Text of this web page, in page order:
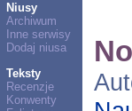
Niusy
Archiwum
Inne serwisy
Dodaj niusa
Teksty
Recenzje
Konwenty